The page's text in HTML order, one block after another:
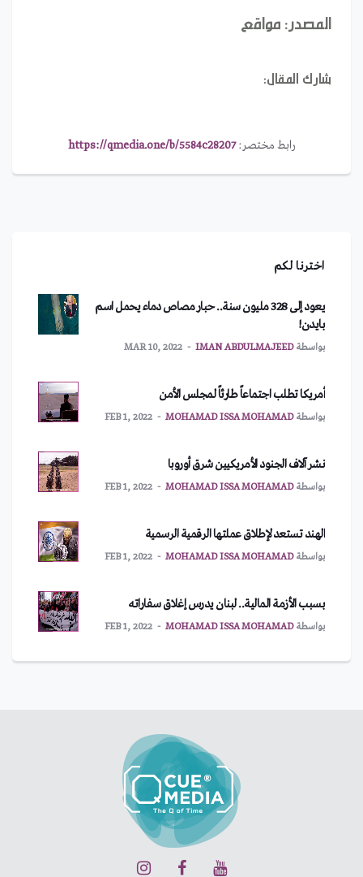
المصدر: مواقع
شارك المقال:
رابط مختصر:https://qmedia.one/b/5584c28207
اخترنا لكم
يعود إلى 328 مليون سنة.. حبار مصاص دماء يحمل اسم
بايدن!
بواسطةIMAN ABDULMAJEED
MAR 10, 2022
أمريكا تطلب اجتماعاً طارئاً لمجلس الأمن
بواسطةMOHAMAD ISSA MOHAMAD
FEB 1, 2022
نشر آلاف الجنود الأمريكيين شرق أوروبا
بواسطةMOHAMAD ISSA MOHAMAD
FEB 1, 2022
الهند تستعد لإطلاق عملتها الرقمية الرسمية
بواسطةMOHAMAD ISSA MOHAMAD
FEB 1, 2022
بسبب الأزمة المالية.. لبنان يدرس إغلاق سفاراته
بواسطةMOHAMAD ISSA MOHAMAD
FEB 1, 2022